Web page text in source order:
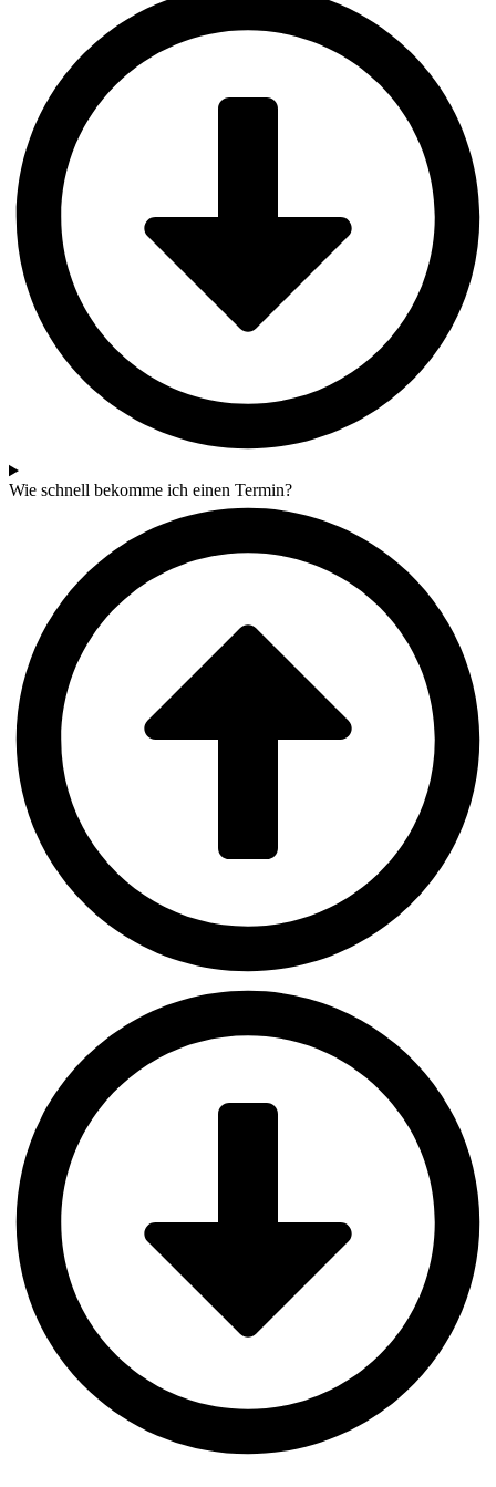
Wie schnell bekomme ich einen Termin?